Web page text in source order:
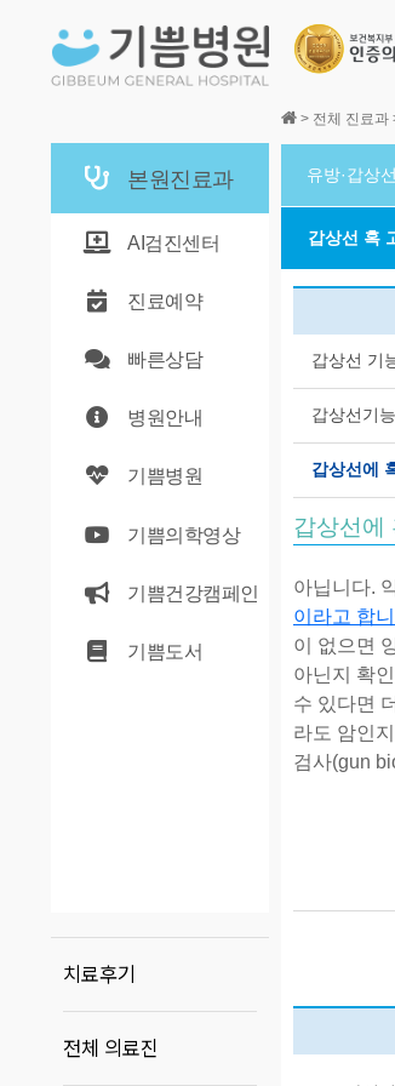
본원진료과
AI검진센터
진료예약
빠른상담
병원안내
기쁨병원
기쁨의학영상
기쁨건강캠페인
기쁨도서
치료후기
전체 의료진
> 전체 진료과
유방·갑상
갑상선 혹
갑상선 기
갑상선기
갑상선에
갑상선에
아닙니다.
이라고 합
이
없으면
아닌지
확
수 있다면 더
라도 암인지
검사(gun